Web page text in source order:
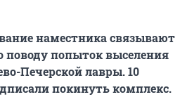
наместника связывают
поводу попыток выселения
Печерской лавры. 10
покинуть комплекс.